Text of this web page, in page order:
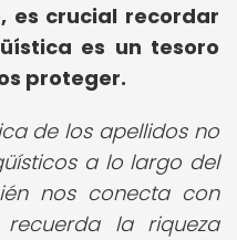
es crucial recordar
es un tesoro
proteger.
de los apellidos no
a lo largo del
nos conecta con
la riqueza